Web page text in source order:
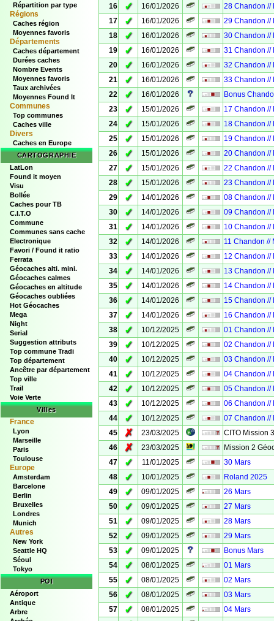
Répartition par type
Régions
Caches région
Moyennes favoris
Départements
Caches département
Durées caches
Nombre Events
Moyennes favoris
Taux archivées
Moyennes Found It
Communes
Top communes
Caches ville
Divers
Caches en Europe
CARTOGRAPHIE
LatLon
Found it moyen
Visu
Bollée
Caches pour TB
C.I.T.O
Commune
Communes sans cache
Electronique
Favori / Found it ratio
Ferrata
Géocaches alti. mini.
Géocaches calmes
Géocaches en altitude
Géocaches oubliées
Hot Géocaches
Mega
Night
Serial
Suggestion attributs
Top commune Tradi
Top département
Ancêtre par département
Top ville
Trail
Voie Verte
Villes
France
Lyon
Marseille
Paris
Toulouse
Europe
Amsterdam
Barcelone
Berlin
Bruxelles
Londres
Munich
Autres
New York
Seattle HQ
Séoul
Tokyo
POI
Aéroport
Antique
Arbre
16
✓ 16/01/2026
28 Chandon //
17
✓ 16/01/2026
29 Chandon //
18
✓ 16/01/2026
30 Chandon //
19
✓ 16/01/2026
31 Chandon //
20
✓ 16/01/2026
32 Chandon //
21
✓ 16/01/2026
33 Chandon //
22
✓ 16/01/2026
Bonus
23
✓ 15/01/2026
17 Chandon //
24
✓ 15/01/2026
18 Chandon //
25
✓ 15/01/2026
19 Chandon //
26
✓ 15/01/2026
20 Chandon //
27
✓ 15/01/2026
22 Chandon //
28
✓ 15/01/2026
23 Chandon //
29
✓ 14/01/2026
08 Chandon //
30
✓ 14/01/2026
09 Chandon //
31
✓ 14/01/2026
10 Chandon //
32
✓ 14/01/2026
11 Chandon //
33
✓ 14/01/2026
12 Chandon //
34
✓ 14/01/2026
13 Chandon //
35
✓ 14/01/2026
14 Chandon //
36
✓ 14/01/2026
15 Chandon //
37
✓ 14/01/2026
16 Chandon //
38
✓ 10/12/2025
01 Chandon //
39
✓ 10/12/2025
02 Chandon //
40
✓ 10/12/2025
03 Chandon //
41
✓ 10/12/2025
04 Chandon //
42
✓ 10/12/2025
05 Chandon //
43
✓ 10/12/2025
06 Chandon //
44
✓ 10/12/2025
07 Chandon //
45
✗ 23/03/2025
CITO Mission
46
✗ 23/03/2025
Mission 2
47
✓ 11/01/2025
30 Mars
48
✓ 10/01/2025
Roland 2025
49
✓ 09/01/2025
26 Mars
50
✓ 09/01/2025
27 Mars
51
✓ 09/01/2025
28 Mars
52
✓ 09/01/2025
29 Mars
53
✓ 09/01/2025
Bonus Mars
54
✓ 08/01/2025
01 Mars
55
✓ 08/01/2025
02 Mars
56
✓ 08/01/2025
03 Mars
57
✓ 08/01/2025
04 Mars